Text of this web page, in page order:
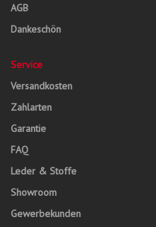
AGB
Dankeschön
Service
Versandkosten
Zahlarten
Garantie
FAQ
Leder & Stoffe
Showroom
Gewerbekunden